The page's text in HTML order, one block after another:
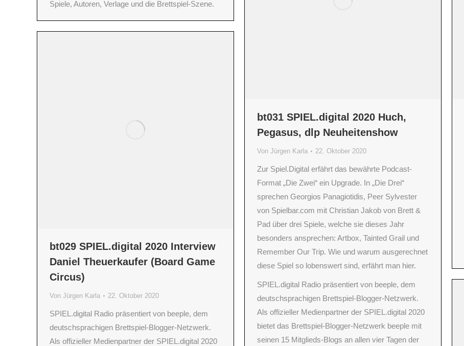
Spiele, Autoren, Verlage und die Brettspiel-Szene.
bt031 SPIEL.digital 2020 Huch,
Pegasus, dlp Neuheitenshow
Von Jürgen Karla 22. Oktober 2020
Zur Spiel.Digital erfährt das bewährte Podcast-
Format „Die Zwei“ ein Upgrade. In „Die Drei“
sprechen Georgios Panagiotidis, Peer Sylvester
von Spielbar.com mit Christian Jakob von Brett &
Pad über drei Spiele, welche sie dieses Jahr
besonders ansprechen: Artbox, Tainted Grail und
Remember Our Trip. Wie und warum ausgerechnet
diese Spiel so lobenswert sind, erfährt man hier.
SPIEL.digital Radio präsentiert von beeple, dem
deutschsprachigen Brettspiel-Blogger-Netzwerk.
Als offizieller Medienpartner der SPIEL.digital 2020
bietet das Brettspiel-Blogger-Netzwerk beeple mit
seinen 15 Mitglieds-Blogs an allen vier Tagen der
bt029 SPIEL.digital 2020 Interview
Daniel Theuerkaufer (Board Game
Circus)
Von Jürgen Karla 22. Oktober 2020
SPIEL.digital Radio präsentiert von beeple, dem
deutschsprachigen Brettspiel-Blogger-Netzwerk.
Als offizieller Medienpartner der SPIEL.digital 2020